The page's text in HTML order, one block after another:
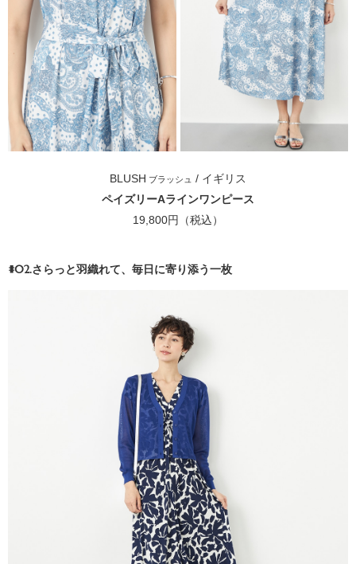
BLUSH ブラッシュ / イギリス
ペイズリーAラインワンピース
19,800円（税込）
#02.さらっと羽織れて、毎日に寄り添う一枚